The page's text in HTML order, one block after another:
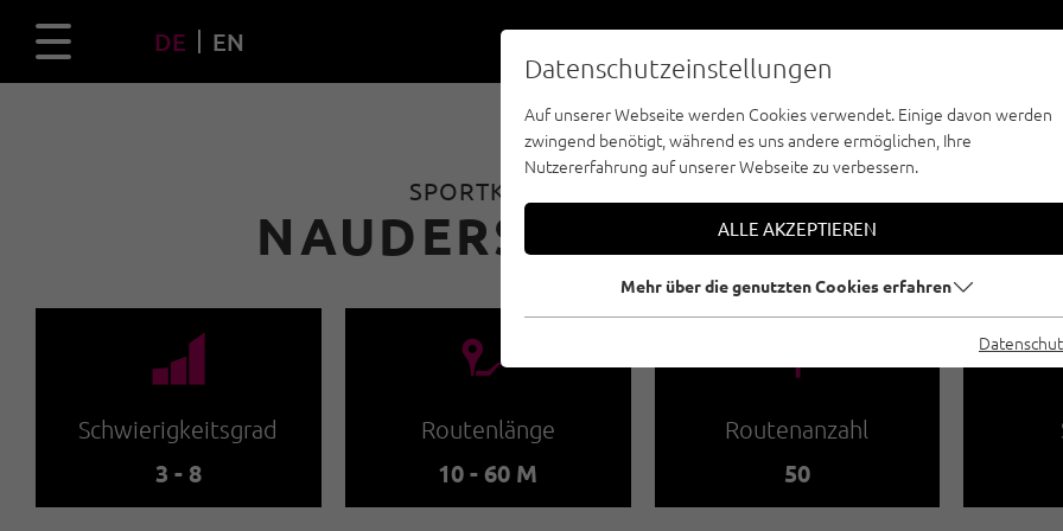
DE EN
SPORTKLETTERN - NAUDERS - TIROLER OBERLAND -
NAUDERS /
🞽
Schwierigkeitsgrad
3 - 8
🔹
Routenlänge
10 - 60 M
🍫
Routenanzahl
50
Datenschutzeinstellungen
Auf unserer Webseite werden Cookies verwendet. Einige davon werden
zwingend benötigt, während es uns andere ermöglichen, Ihre
Nutzererfahrung auf unserer Webseite zu verbessern.
ALLE AKZEPTIEREN
Mehr über die genutzten Cookies erfahren